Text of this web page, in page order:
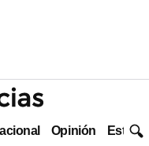
Opinión Estilo